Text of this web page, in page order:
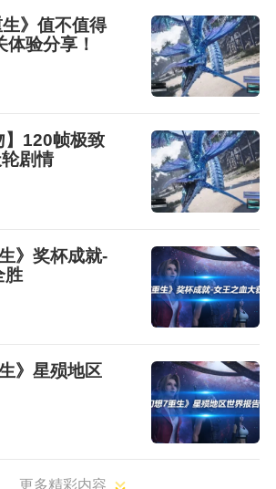
生》值不值得
验分享！
】120帧极致
剧情
》奖杯成就-
胜
》星殒地区
更多精彩内容